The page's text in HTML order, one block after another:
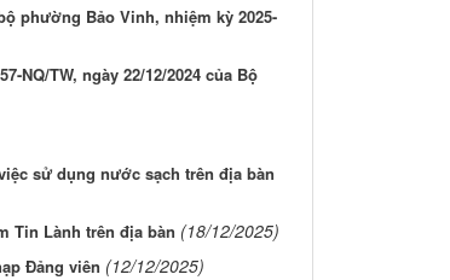
phường Bảo Vinh, nhiệm kỳ 2025-
NQ/TW, ngày 22/12/2024 của Bộ
sử dụng nước sạch trên địa bàn
Tin Lành trên địa bàn (18/12/2025)
Đảng viên (12/12/2025)